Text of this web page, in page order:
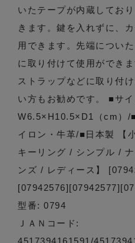
いたテープが内蔵してお
きます。鍵を入れずに、
用できます。先端につい
に取り付けて使用ができ
ストラップなどに取り付
い方もお勧めです。 ■サイ
W6.5×H10.5×D1（cm）/
イロン・牛革/■日本製 【
キーリング / シンプル /
ンズ / レディース】
型番: 0794
ＪＡＮコード:
4517394161591/